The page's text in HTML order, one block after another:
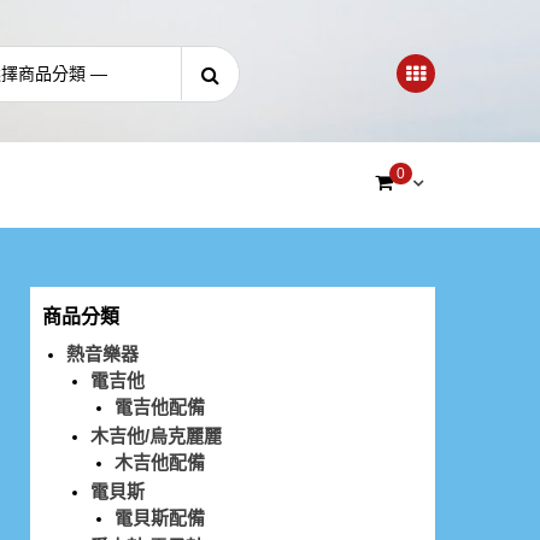
0
商品分類
熱音樂器
電吉他
電吉他配備
木吉他/烏克麗麗
木吉他配備
電貝斯
電貝斯配備